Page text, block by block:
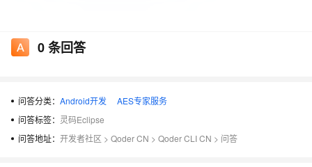
0条回答
问答分类： Android开发
AES专家服务
问答标签： 灵码Eclipse
问答地址： 开发者社区 > Qoder CN > Qoder CLI CN > 问答